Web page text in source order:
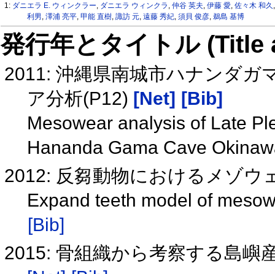
1: ダニエラ E. ウィンクラー ダニエラ ウィンクラ ,仲谷 英夫 ,伊藤 愛 ,佐々木 和久
利男 澤浦 亮平, 甲能 直樹, 諏訪 元, 遠藤 秀紀, 須貝 俊彦, 鵜島 基博
発行年とタイトル
2011: 沖縄県南城市ハナンダガ
ア分析(P12) [Net] [Bib]
Mesowear analysis of Late
Hananda Gama Cave
2012: 反芻動物におけるメゾウ
Expand teeth model of
[Bib]
2015: 骨組織から考察する島嶼